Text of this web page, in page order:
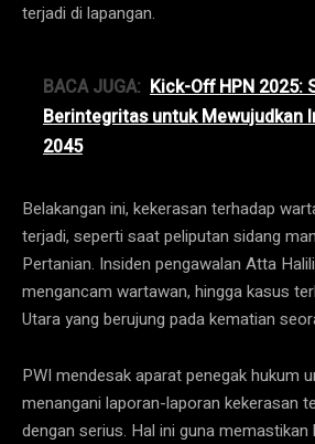
terjadi di lapangan.
BACA JUGA: Kick-Off HPN 2025:
Berintegritas untuk Mewujudkan
2045
Belakangan ini, kekerasan terhadap
terjadi, seperti saat peliputan sidang
Pertanian. Insiden pengawalan Atta
mengancam wartawan, hingga kasus
Utara yang berujung pada kematian
PWI mendesak aparat penegak hukum
menangani laporan-laporan kekerasan
dengan serius. Hal ini guna